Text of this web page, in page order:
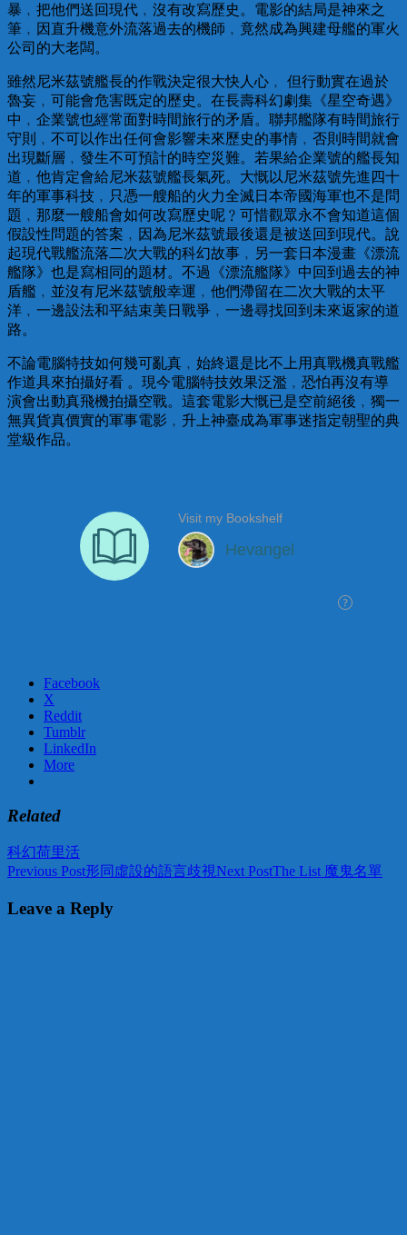
暴﹐把他們送回現代﹐沒有改寫歷史。電影的結局是神來之
筆﹐因直升機意外流落過去的機師﹐竟然成為興建母艦的軍火
公司的大老闆。
雖然尼米茲號艦長的作戰決定很大快人心﹐ 但行動實在過於
魯妄﹐可能會危害既定的歷史。在長壽科幻劇集《星空奇遇》
中﹐企業號也經常面對時間旅行的矛盾。聯邦艦隊有時間旅行
守則﹐不可以作出任何會影響未來歷史的事情﹐否則時間就會
出現斷層﹐發生不可預計的時空災難。若果給企業號的艦長知
道﹐他肯定會給尼米茲號艦長氣死。大慨以尼米茲號先進四十
年的軍事科技﹐只憑一艘船的火力全滅日本帝國海軍也不是問
題﹐那麼一艘船會如何改寫歷史呢﹖可惜觀眾永不會知道這個
假設性問題的答案﹐因為尼米茲號最後還是被送回到現代。說
起現代戰艦流落二次大戰的科幻故事﹐另一套日本漫畫《漂流
艦隊》也是寫相同的題材。不過《漂流艦隊》中回到過去的神
盾艦﹐並沒有尼米茲號般幸運﹐他們滯留在二次大戰的太平
洋﹐一邊設法和平結束美日戰爭﹐一邊尋找回到未來返家的道
路。
不論電腦特技如何幾可亂真﹐始終還是比不上用真戰機真戰艦
作道具來拍攝好看 。現今電腦特技效果泛濫﹐恐怕再沒有導
演會出動真飛機拍攝空戰。這套電影大慨已是空前絕後﹐獨一
無異貨真價實的軍事電影﹐升上神臺成為軍事迷指定朝聖的典
堂級作品。
Facebook
X
Reddit
Tumblr
LinkedIn
More
Related
科幻荷里活
Post
navigation
Previous Post形同虛設的語言歧視Next PostThe List 魔鬼名單
Leave a Reply